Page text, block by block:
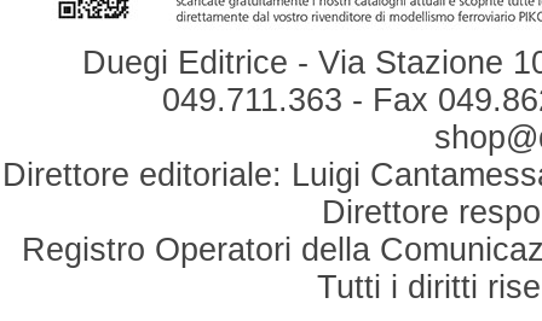
Duegi Editrice - Via Stazione
049.711.363 - Fax
Direttore editoriale: Luigi
Direttore
Registro Operatori della
Tutti i diritti